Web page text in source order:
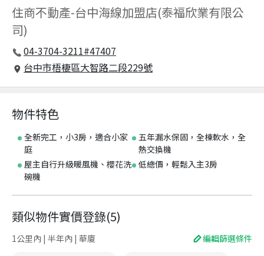
住商不動產-台中海線加盟店(泰福欣業有限公
司)
04-3704-3211#47407
台中市梧棲區大智路二段229號
物件特色
全新完工，小3房，適合小家
庭
五年漏水保固，全棟軟水，全
熱交換機
屋主自行升級暖風機、櫻花洗
碗機
低總價，輕鬆入主3房
類似物件實價登錄(5)
1公里內 | 半年內 | 華廈 編輯篩選條件